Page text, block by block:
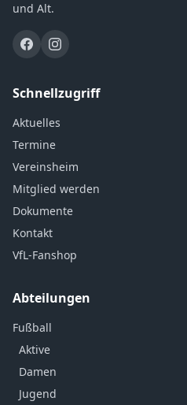
und Alt.
Schnellzugriff
Aktuelles
Termine
Vereinsheim
Mitglied werden
Dokumente
Kontakt
VfL-Fanshop
Abteilungen
Fußball
Aktive
Damen
Jugend